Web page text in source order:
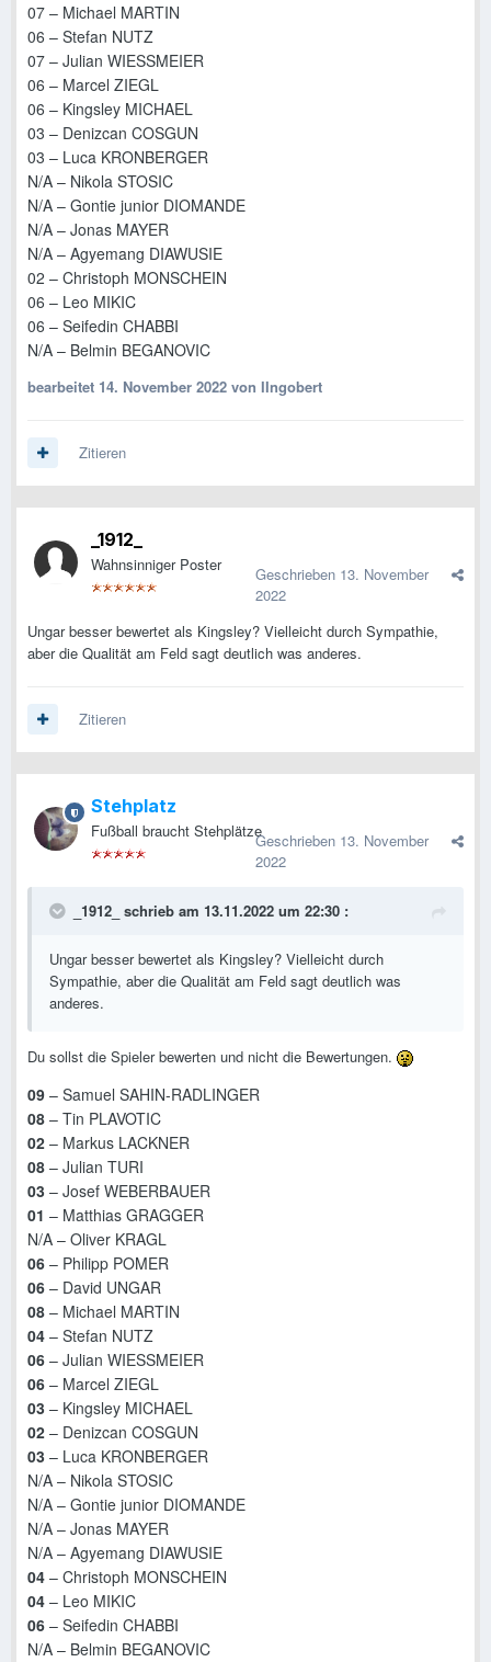
07 – Michael MARTIN
06 – Stefan NUTZ
07 – Julian WIESSMEIER
06 – Marcel ZIEGL
06 – Kingsley MICHAEL
03 – Denizcan COSGUN
03 – Luca KRONBERGER
N/A – Nikola STOSIC
N/A – Gontie junior DIOMANDE
N/A – Jonas MAYER
N/A – Agyemang DIAWUSIE
02 – Christoph MONSCHEIN
06 – Leo MIKIC
06 – Seifedin CHABBI
N/A – Belmin BEGANOVIC
bearbeitet 14. November 2022 von IIngobert
Zitieren
_1912_
Wahnsinniger Poster Geschrieben 13. November
2022
Ungar besser bewertet als Kingsley? Vielleicht durch Sympathie,
aber die Qualität am Feld sagt deutlich was anderes.
Zitieren
Stehplatz
Fußball braucht StehplätzeGeschrieben 13. November
2022
_1912_ schrieb am 13.11.2022 um 22:30 :
Ungar besser bewertet als Kingsley? Vielleicht durch
Sympathie, aber die Qualität am Feld sagt deutlich was
anderes.
Du sollst die Spieler bewerten und nicht die Bewertungen.
09 – Samuel SAHIN-RADLINGER
08 – Tin PLAVOTIC
02 – Markus LACKNER
08 – Julian TURI
03 – Josef WEBERBAUER
01 – Matthias GRAGGER
N/A – Oliver KRAGL
06 – Philipp POMER
06 – David UNGAR
08 – Michael MARTIN
04 – Stefan NUTZ
06 – Julian WIESSMEIER
06 – Marcel ZIEGL
03 – Kingsley MICHAEL
02 – Denizcan COSGUN
03 – Luca KRONBERGER
N/A – Nikola STOSIC
N/A – Gontie junior DIOMANDE
N/A – Jonas MAYER
N/A – Agyemang DIAWUSIE
04 – Christoph MONSCHEIN
04 – Leo MIKIC
06 – Seifedin CHABBI
N/A – Belmin BEGANOVIC